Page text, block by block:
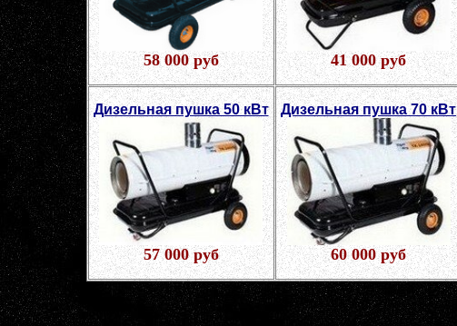
58 000 руб 41 000 руб
Дизельная пушка 50 кВт
57 000 руб
Дизельная пушка 70 кВт
60 000 руб